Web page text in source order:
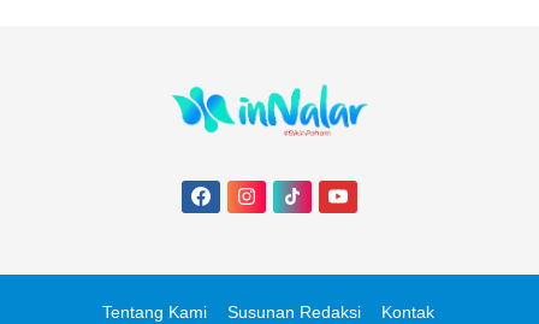
Tentang Kami Susunan Redaksi
Kontak